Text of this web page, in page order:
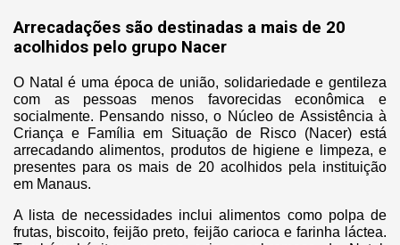
Arrecadações são destinadas a mais de 20
acolhidos pelo grupo Nacer
O Natal é uma época de união, solidariedade e gentileza
com as pessoas menos favorecidas econômica e
socialmente. Pensando nisso, o Núcleo de Assistência à
Criança e Família em Situação de Risco (Nacer) está
arrecadando alimentos, produtos de higiene e limpeza, e
presentes para os mais de 20 acolhidos pela instituição
em Manaus.
A lista de necessidades inclui alimentos como polpa de
frutas, biscoito, feijão preto, feijão carioca e farinha láctea.